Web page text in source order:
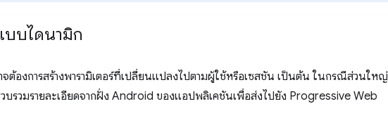
บบไดนามิก
องการสร้างพารามิเตอร์ที่เปลี่ยนแปลงไปตามผู้ใช้หรือเซสชัน เป็นต้น ในกรณีส่วนใหญ่
วบรวมรายละเอียดจากฝั่ง Android ของแอปพลิเคชันเพื่อส่งไปยัง Progressive Web